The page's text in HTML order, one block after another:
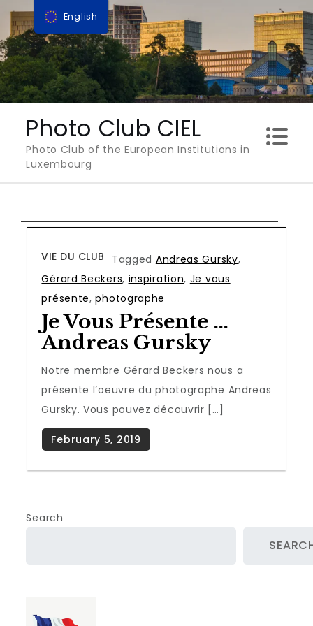
Skip
content
Photo Club CIEL
Photo Club of the European Institutions in
Luxembourg
VIE DU CLUB Tagged Andreas Gursky,
Gérard Beckers, inspiration, Je vous
présente,photographe
Je Vous Présente …
Andreas Gursky
Notre membre Gérard Beckers nous a
présente l’oeuvre du photographe Andreas
Gursky. Vous pouvez découvrir […]
Search
English